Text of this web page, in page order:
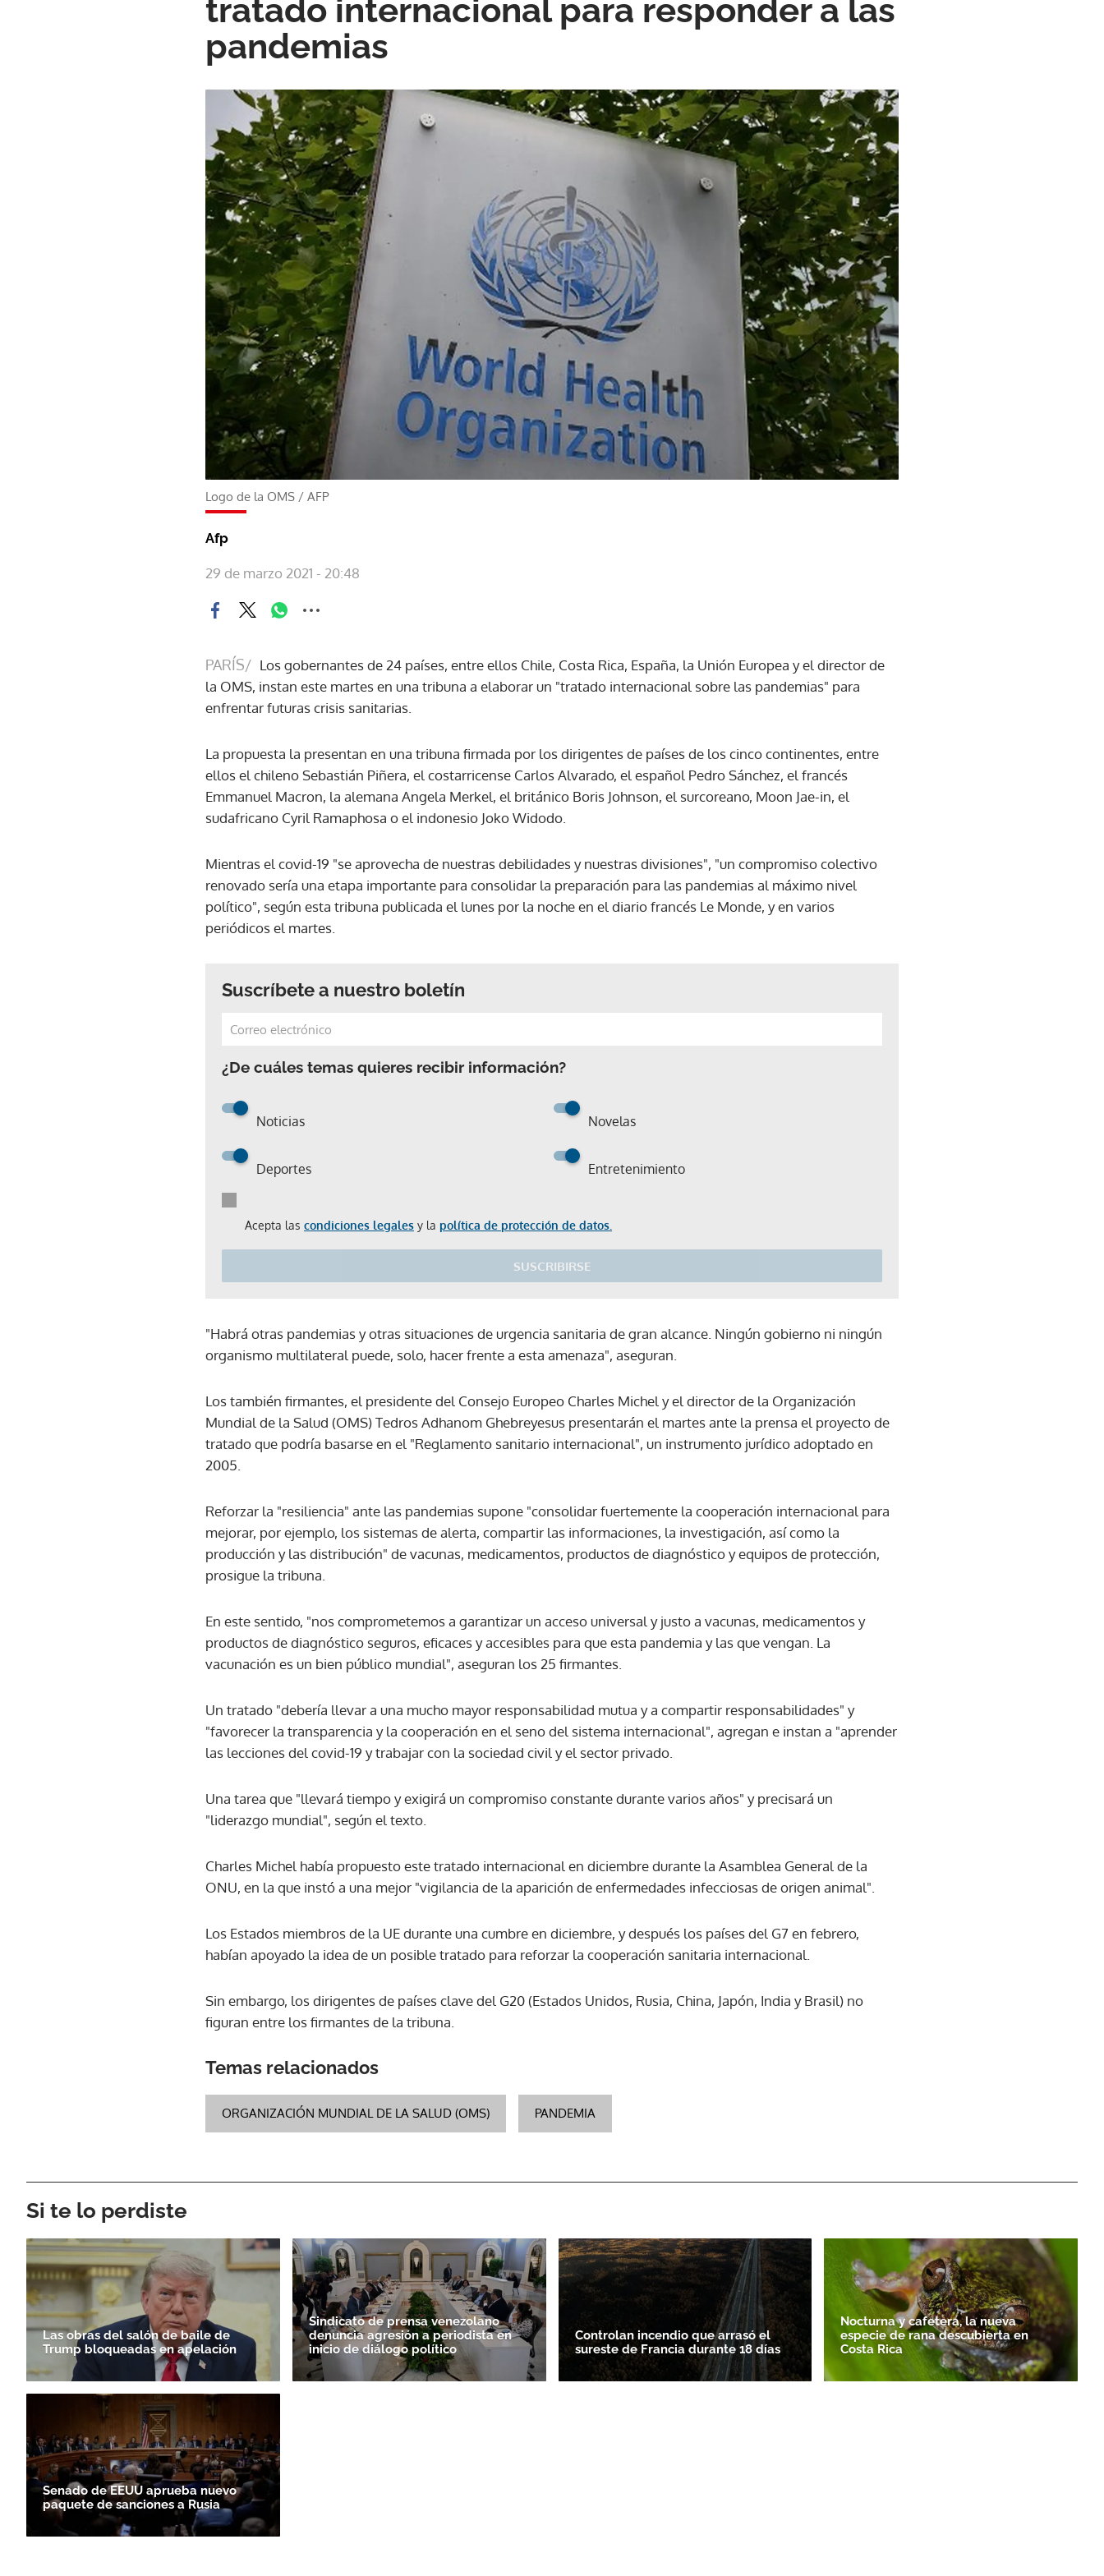
tratado internacional para responder a las
pandemias
Logo de la OMS / AFP
Afp
29 de marzo 2021 - 20:48
PARÍS/ Los gobernantes de 24 países, entre ellos Chile, Costa Rica, España, la Unión Europea y el director de
la OMS, instan este martes en una tribuna a elaborar un "tratado internacional sobre las pandemias" para
enfrentar futuras crisis sanitarias.
La propuesta la presentan en una tribuna firmada por los dirigentes de países de los cinco continentes, entre
ellos el chileno Sebastián Piñera, el costarricense Carlos Alvarado, el español Pedro Sánchez, el francés
Emmanuel Macron, la alemana Angela Merkel, el británico Boris Johnson, el surcoreano, Moon Jae-in, el
sudafricano Cyril Ramaphosa o el indonesio Joko Widodo.
Mientras el covid-19 "se aprovecha de nuestras debilidades y nuestras divisiones", "un compromiso colectivo
renovado sería una etapa importante para consolidar la preparación para las pandemias al máximo nivel
político", según esta tribuna publicada el lunes por la noche en el diario francés Le Monde, y en varios
periódicos el martes.
Suscríbete a nuestro boletín
¿De cuáles temas quieres recibir información?
Noticias Novelas
Deportes Entretenimiento
Acepta las condiciones legales y la política de protección de datos.
SUSCRIBIRSE
ACEPTAR
"Habrá otras pandemias y otras situaciones de urgencia sanitaria de gran alcance. Ningún gobierno ni ningún
organismo multilateral puede, solo, hacer frente a esta amenaza", aseguran.
Los también firmantes, el presidente del Consejo Europeo Charles Michel y el director de la Organización
Mundial de la Salud (OMS) Tedros Adhanom Ghebreyesus presentarán el martes ante la prensa el proyecto de
tratado que podría basarse en el "Reglamento sanitario internacional", un instrumento jurídico adoptado en
2005.
Reforzar la "resiliencia" ante las pandemias supone "consolidar fuertemente la cooperación internacional para
mejorar, por ejemplo, los sistemas de alerta, compartir las informaciones, la investigación, así como la
producción y las distribución" de vacunas, medicamentos, productos de diagnóstico y equipos de protección,
prosigue la tribuna.
En este sentido, "nos comprometemos a garantizar un acceso universal y justo a vacunas, medicamentos y
productos de diagnóstico seguros, eficaces y accesibles para que esta pandemia y las que vengan. La
vacunación es un bien público mundial", aseguran los 25 firmantes.
Un tratado "debería llevar a una mucho mayor responsabilidad mutua y a compartir responsabilidades" y
"favorecer la transparencia y la cooperación en el seno del sistema internacional", agregan e instan a "aprender
las lecciones del covid-19 y trabajar con la sociedad civil y el sector privado.
Una tarea que "llevará tiempo y exigirá un compromiso constante durante varios años" y precisará un
"liderazgo mundial", según el texto.
Charles Michel había propuesto este tratado internacional en diciembre durante la Asamblea General de la
ONU, en la que instó a una mejor "vigilancia de la aparición de enfermedades infecciosas de origen animal".
Los Estados miembros de la UE durante una cumbre en diciembre, y después los países del G7 en febrero,
habían apoyado la idea de un posible tratado para reforzar la cooperación sanitaria internacional.
Sin embargo, los dirigentes de países clave del G20 (Estados Unidos, Rusia, China, Japón, India y Brasil) no
figuran entre los firmantes de la tribuna.
Temas relacionados
ORGANIZACIÓN MUNDIAL DE LA SALUD (OMS) PANDEMIA
Si te lo perdiste
Las obras del salón de baile de
Trump bloqueadas en apelación
Sindicato de prensa venezolano
denuncia agresión a periodista en
inicio de diálogo político
Controlan incendio que arrasó el
sureste de Francia durante 18 días
Nocturna y cafetera, la nueva
especie de rana descubierta en
Costa Rica
Senado de EEUU aprueba nuevo
paquete de sanciones a Rusia